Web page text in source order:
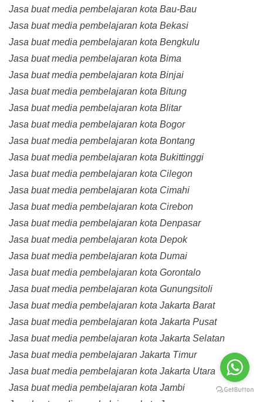
Jasa buat media pembelajaran kota Bau-Bau
Jasa buat media pembelajaran kota Bekasi
Jasa buat media pembelajaran kota Bengkulu
Jasa buat media pembelajaran kota Bima
Jasa buat media pembelajaran kota Binjai
Jasa buat media pembelajaran kota Bitung
Jasa buat media pembelajaran kota Blitar
Jasa buat media pembelajaran kota Bogor
Jasa buat media pembelajaran kota Bontang
Jasa buat media pembelajaran kota Bukittinggi
Jasa buat media pembelajaran kota Cilegon
Jasa buat media pembelajaran kota Cimahi
Jasa buat media pembelajaran kota Cirebon
Jasa buat media pembelajaran kota Denpasar
Jasa buat media pembelajaran kota Depok
Jasa buat media pembelajaran kota Dumai
Jasa buat media pembelajaran kota Gorontalo
Jasa buat media pembelajaran kota Gunungsitoli
Jasa buat media pembelajaran kota Jakarta Barat
Jasa buat media pembelajaran kota Jakarta Pusat
Jasa buat media pembelajaran kota Jakarta Selatan
Jasa buat media pembelajaran Jakarta Timur
Jasa buat media pembelajaran kota Jakarta Utara
Jasa buat media pembelajaran kota Jambi